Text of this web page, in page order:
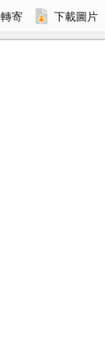
轉寄 下載圖片